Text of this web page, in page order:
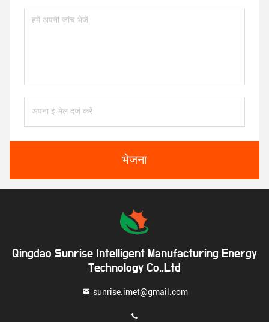
भेजना
Qingdao Sunrise Intelligent Manufacturing Energy
Technology Co.,Ltd
sunrise.imet@gmail.com